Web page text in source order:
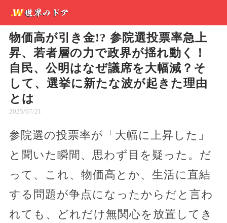
物価高が引き金!? 参院選投票率急上
昇、若者層の力で政界が揺れ動く！
自民、公明はなぜ議席を大幅減？そ
して、選挙に新たな波が起きた理由
とは
2025/07/21
参院選の投票率が「大幅に上昇した」
と聞いた瞬間、思わず目を疑った。だ
って、これ、物価高とか、生活に直結
する問題が争点になったからだと言わ
れても、どれだけ無関心を放置してき